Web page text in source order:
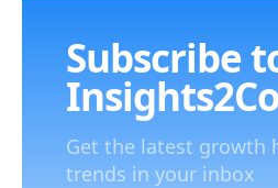
Subscribe
Get the latest growth
trends in your inbox